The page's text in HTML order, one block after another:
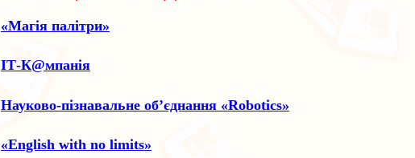
«Магія палітри»
ІТ-К@мпанія
Науково-пізнавальне об’єднання «Robotics»
«English with no limits»